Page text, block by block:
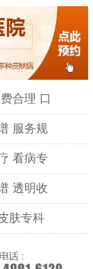
合理 口
服务规
看病专
透明收
肤专科